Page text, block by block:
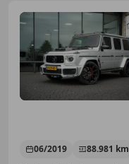
06/2019 88.981 km